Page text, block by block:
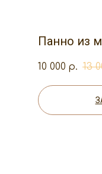
Панно из
10 000 р. 13